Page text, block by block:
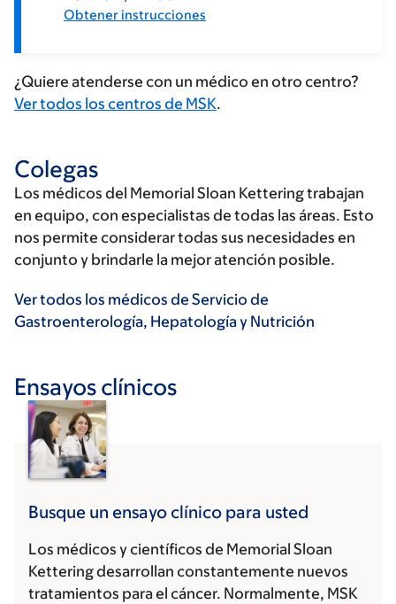
Obtener instrucciones
¿Quiere atenderse con un médico en otro centro?
Ver todos los centros de MSK.
Colegas
Los médicos del Memorial Sloan Kettering trabajan
en equipo, con especialistas de todas las áreas. Esto
nos permite considerar todas sus necesidades en
conjunto y brindarle la mejor atención posible.
Ver todos los médicos de Servicio de
Gastroenterología, Hepatología y Nutrición
Ensayos clínicos
Busque un ensayo clínico para usted
Los médicos y científicos de Memorial Sloan
Kettering desarrollan constantemente nuevos
tratamientos para el cáncer. Normalmente, MSK